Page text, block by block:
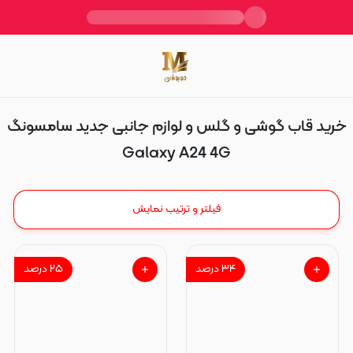
Galaxy A24 4G
خرید قاب گوشی و گلس و لوازم جانبی جدید سامسونگ
Galaxy A24 4G
فیلتر و ترتیب نمایش
۳۴درصد ۲۵درصد